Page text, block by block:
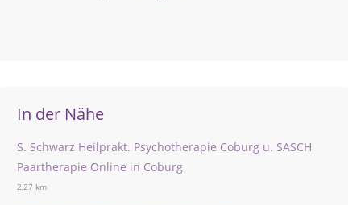
In der Nähe
S. Schwarz Heilprakt. Psychotherapie Coburg u. SASCH
Paartherapie Online in Coburg
2,27 km